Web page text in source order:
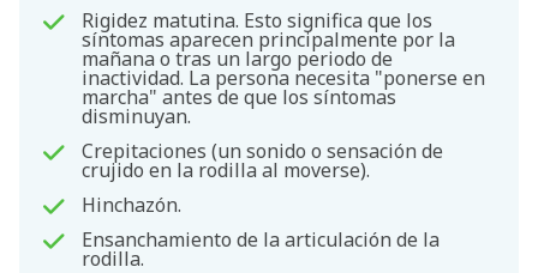
Rigidez matutina. Esto significa que los
síntomas aparecen principalmente por la
mañana o tras un largo periodo de
inactividad. La persona necesita "ponerse en
marcha" antes de que los síntomas
disminuyan.
Crepitaciones (un sonido o sensación de
crujido en la rodilla al moverse).
Hinchazón.
Ensanchamiento de la articulación de la
rodilla.